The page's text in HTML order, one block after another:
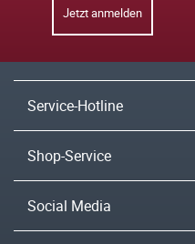
Jetzt anmelden
Service-Hotline
Shop-Service
Social Media